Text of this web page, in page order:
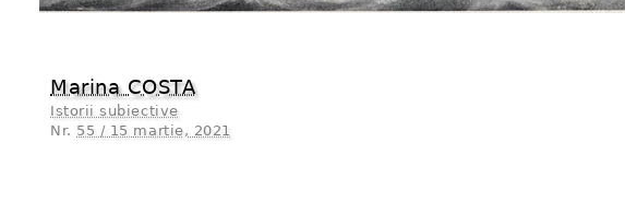
Marina COSTA
Istorii subiective
Nr. 55 / 15 martie, 2021